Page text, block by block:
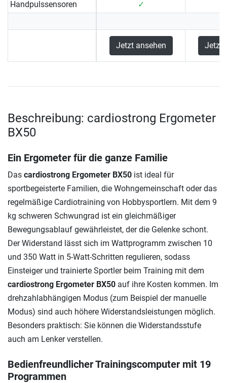
Handpulssensoren ✓
Jetzt ansehen Jetzt
Beschreibung: cardiostrong Ergometer
BX50
Ein Ergometer für die ganze Familie
Das cardiostrong Ergometer BX50 ist ideal für
sportbegeisterte Familien, die Wohngemeinschaft oder das
regelmäßige Cardiotraining von Hobbysportlern. Mit dem 9
kg schweren Schwungrad ist ein gleichmäßiger
Bewegungsablauf gewährleistet, der die Gelenke schont.
Der Widerstand lässt sich im Wattprogramm zwischen 10
und 350 Watt in 5-Watt-Schritten regulieren, sodass
Einsteiger und trainierte Sportler beim Training mit dem
cardiostrong Ergometer BX50 auf ihre Kosten kommen. Im
drehzahlabhängigen Modus (zum Beispiel der manuelle
Modus) sind auch höhere Widerstandsleistungen möglich.
Besonders praktisch: Sie können die Widerstandsstufe
auch am Lenker verstellen.
Bedienfreundlicher Trainingscomputer mit 19
Programmen